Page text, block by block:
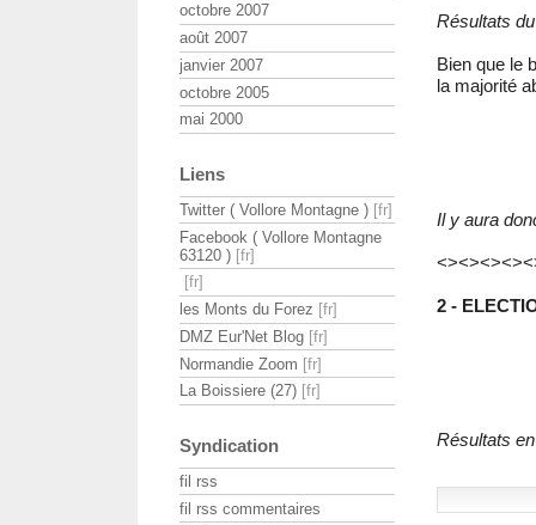
Résultats
Bien que le
la majorité
Il y aura
2 -
Résultats
octobre 2007
août 2007
janvier 2007
octobre 2005
mai 2000
Liens
Twitter ( Vollore Montagne )
Facebook ( Vollore Montagne
63120 )
les Monts du Forez
DMZ Eur'Net Blog
Normandie Zoom
La Boissiere (27)
Syndication
fil rss
fil rss commentaires